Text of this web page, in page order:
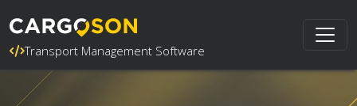
Transport Management Software